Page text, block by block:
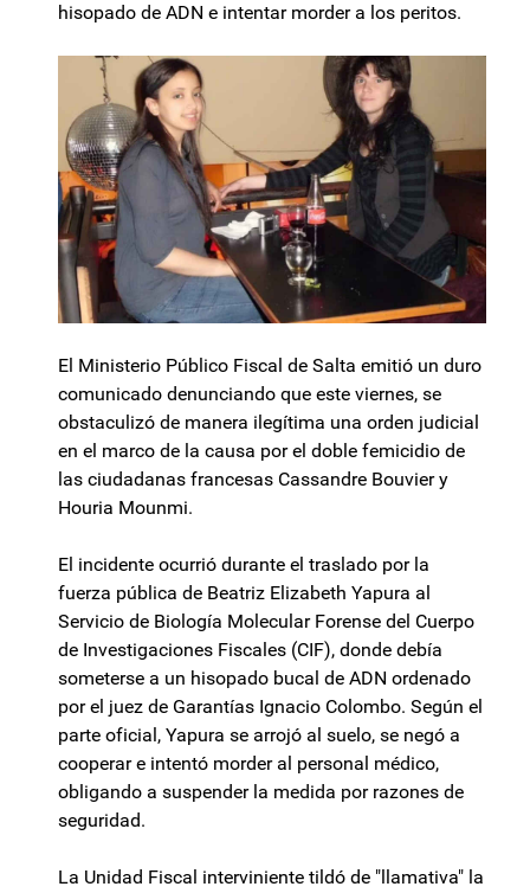
hisopado de ADN e intentar morder a los peritos.
El Ministerio Público Fiscal de Salta emitió un duro
comunicado denunciando que este viernes, se
obstaculizó de manera ilegítima una orden judicial
en el marco de la causa por el doble femicidio de
las ciudadanas francesas Cassandre Bouvier y
Houria Mounmi.
El incidente ocurrió durante el traslado por la
fuerza pública de Beatriz Elizabeth Yapura al
Servicio de Biología Molecular Forense del Cuerpo
de Investigaciones Fiscales (CIF), donde debía
someterse a un hisopado bucal de ADN ordenado
por el juez de Garantías Ignacio Colombo. Según el
parte oficial, Yapura se arrojó al suelo, se negó a
cooperar e intentó morder al personal médico,
obligando a suspender la medida por razones de
seguridad.
La Unidad Fiscal interviniente tildó de "llamativa" la